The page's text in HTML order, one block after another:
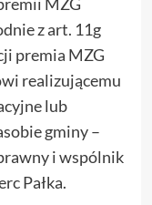
z art. 11g
premia MZG
realizującemu
lub
gminy –
i wspólnik
Pałka.